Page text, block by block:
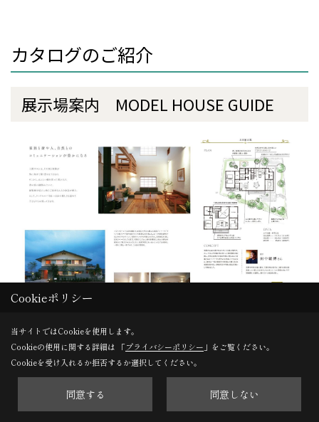
カタログのご紹介
展示場案内 MODEL HOUSE GUIDE
写真集のように展示場の雰囲気を味わえる、大判B４サイ
ズ。木の家のデザインカタログとしてもご覧いただけま
Cookieポリシー
当サイトではCookieを使用します。
Cookieの使用に関する詳細は 「プライバシーポリシー 」をご覧ください。
Cookieを受け入れるか拒否するか選択してください。
同意する 同意しない